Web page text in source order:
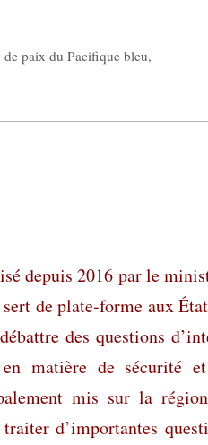
de paix du Pacifique bleu,
depuis 2016 par le
de plate-forme aux
des questions
matière de sécurité
mis sur la
d’importantes